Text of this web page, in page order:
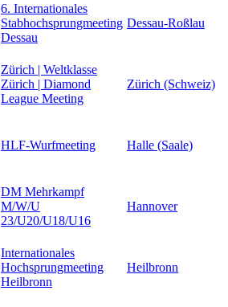
6. Internationales
Stabhochsprungmeeting
Dessau
Dessau-Roßlau
Zürich | Weltklasse
Zürich | Diamond
League Meeting
Zürich (Schweiz)
HLF-Wurfmeeting Halle (Saale)
DM Mehrkampf
M/W/U
23/U20/U18/U16
Hannover
Internationales
Hochsprungmeeting
Heilbronn
Heilbronn